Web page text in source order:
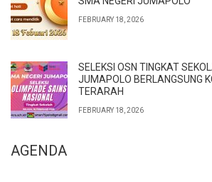
FEBRUARY 18, 2026
SELEKSI OSN TINGKAT
JUMAPOLO BERLANGSUNG
TERARAH
FEBRUARY 18, 2026
AGENDA